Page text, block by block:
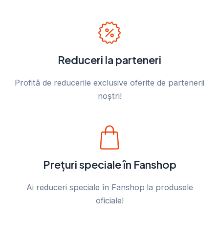
Reduceri la parteneri
Profită de reducerile exclusive oferite de partenerii
noștri!
Prețuri speciale în Fanshop
Ai reduceri speciale în Fanshop la produsele
oficiale!